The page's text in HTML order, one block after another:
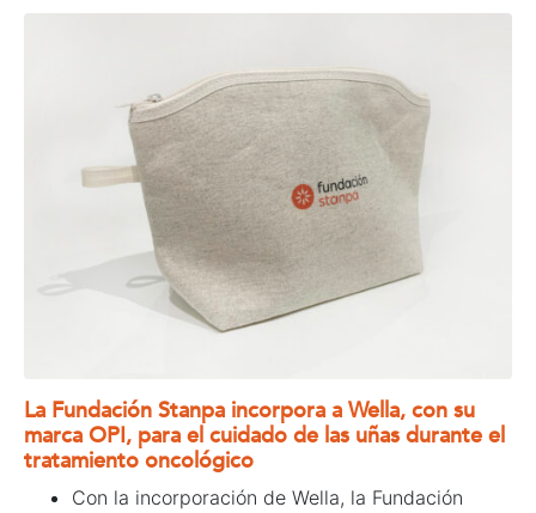
La Fundación Stanpa incorpora a Wella, con su
marca OPI, para el cuidado de las uñas durante el
tratamiento oncológico
Con la incorporación de Wella, la Fundación